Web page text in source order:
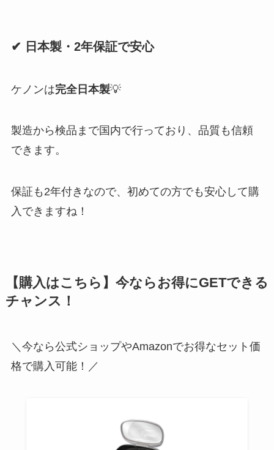
✔ 日本製・2年保証で安心
ケノンは完全日本製💡
製造から検品まで国内で行っており、品質も信頼
できます。
保証も2年付きなので、初めての方でも安心して購
入できますね！
【購入はこちら】今ならお得にGETできる
チャンス！
＼今なら公式ショップやAmazonでお得なセット価
格で購入可能！／